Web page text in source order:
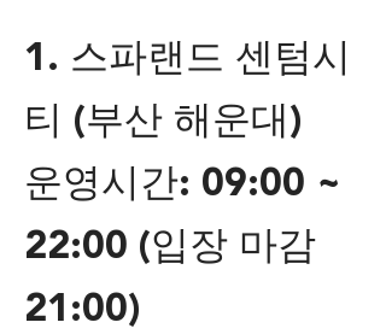
1. 스파랜드 센텀시
티 (부산 해운대)
운영시간: 09:00 ~
22:00 (입장 마감
21:00)